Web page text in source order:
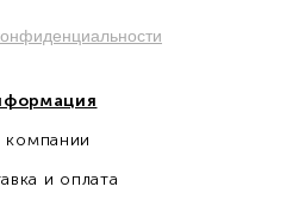
и оплата